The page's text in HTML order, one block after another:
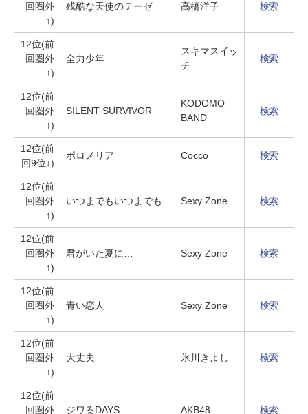
回圏外
↑)
残酷な天使のテーゼ 高橋洋子 検索
12位(前
回圏外
↑)
全力少年
スキマスイッ
チ
検索
12位(前
回圏外
↑)
SILENT SURVIVOR
KODOMO
BAND
検索
12位(前
回9位↓)
ポロメリア Cocco 検索
12位(前
回圏外
↑)
いつまでもいつまでも Sexy Zone 検索
12位(前
回圏外
↑)
君がいた夏に… Sexy Zone 検索
12位(前
回圏外
↑)
青い恋人 Sexy Zone 検索
12位(前
回圏外
↑)
大丈夫 氷川きよし 検索
12位(前
回圏外
ジワるDAYS AKB48 検索